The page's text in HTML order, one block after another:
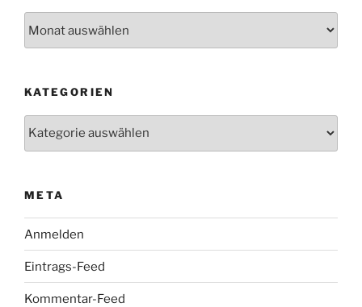
KATEGORIEN
META
Anmelden
Eintrags-Feed
Kommentar-Feed